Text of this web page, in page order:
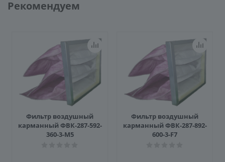
Рекомендуем
Фильтр воздушный
карманный ФВК-287-592-
360-3-M5
Фильтр воздушный
карманный ФВК-287-892-
600-3-F7